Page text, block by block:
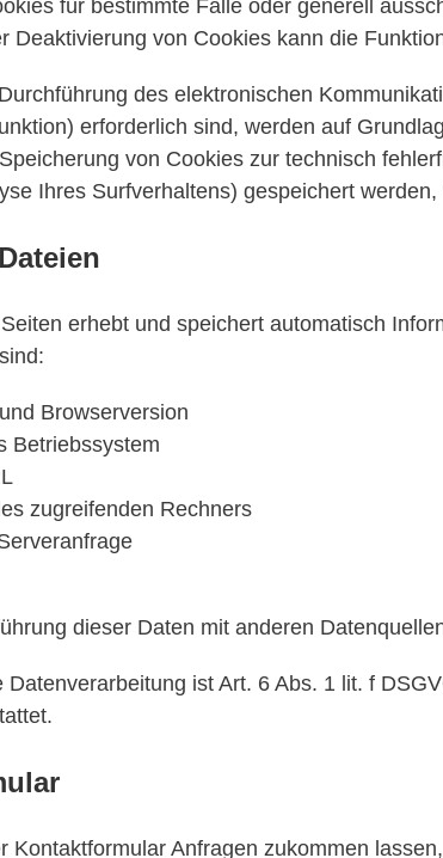
für bestimmte Fälle oder generell
Deaktivierung von Cookies kann die
des elektronischen
erforderlich sind, werden auf
von Cookies zur technisch
Ihres Surfverhaltens) gespeichert
erhebt und speichert automatisch
Browserversion
Betriebssystem
zugreifenden Rechners
dieser Daten mit anderen
Datenverarbeitung ist Art. 6 Abs. 1 lit. f
Kontaktformular Anfragen zukommen